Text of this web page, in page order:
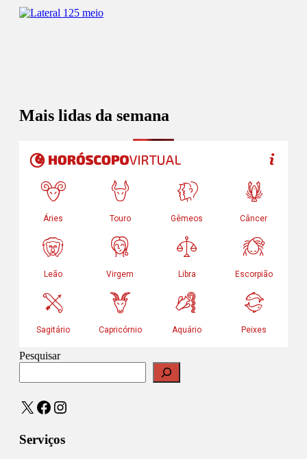
Mais lidas da semana
Pesquisar
X Facebook
Instagram
Serviços